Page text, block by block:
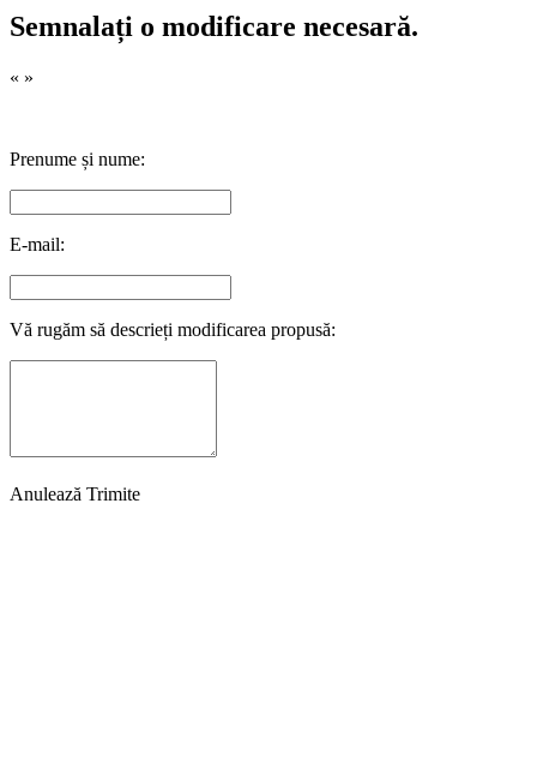
Semnalați o modificare necesară.
« »
Prenume și nume:
E-mail:
Vă rugăm să descrieți modificarea propusă:
Anulează Trimite